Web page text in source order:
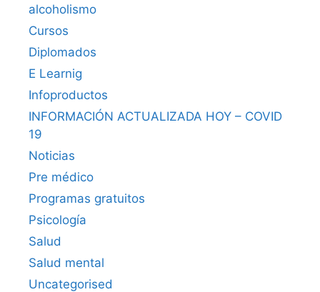
alcoholismo
Cursos
Diplomados
E Learnig
Infoproductos
INFORMACIÓN ACTUALIZADA HOY – COVID
19
Noticias
Pre médico
Programas gratuitos
Psicología
Salud
Salud mental
Uncategorised